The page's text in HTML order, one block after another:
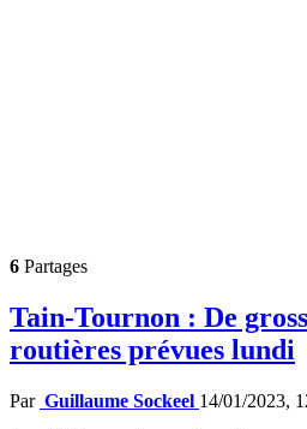
6 Partages
Tain-Tournon : De
routières prévues lundi
Par Guillaume Sockeel 14/01/2023,